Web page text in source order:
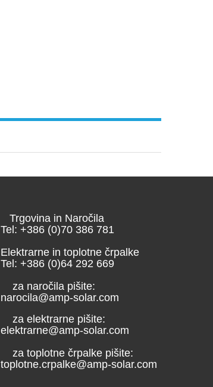
Trgovina in Naročila
Tel: +386 (0)70 386 781
Elektrarne in toplotne črpalke
Tel: +386 (0)64 292 669
za naročila pišite:
narocila@amp-solar.com
za elektrarne pišite:
elektrarne@amp-solar.com
za toplotne črpalke pišite:
toplotne.crpalke@amp-solar.com